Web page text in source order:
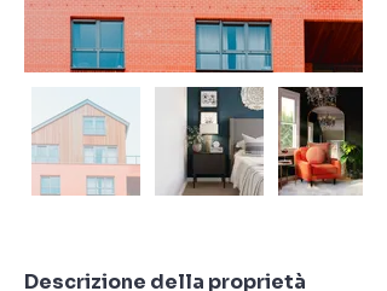
Descrizione della proprietà